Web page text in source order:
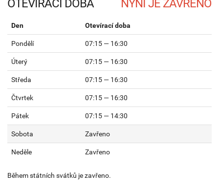
OTEVÍRACÍ DOBA
Den Otevírací doba
Pondělí 07:15 — 16:30
Úterý 07:15 — 16:30
Středa 07:15 — 16:30
Čtvrtek 07:15 — 16:30
Pátek 07:15 — 14:30
Sobota Zavřeno
Neděle Zavřeno
Během státních svátků je zavřeno.